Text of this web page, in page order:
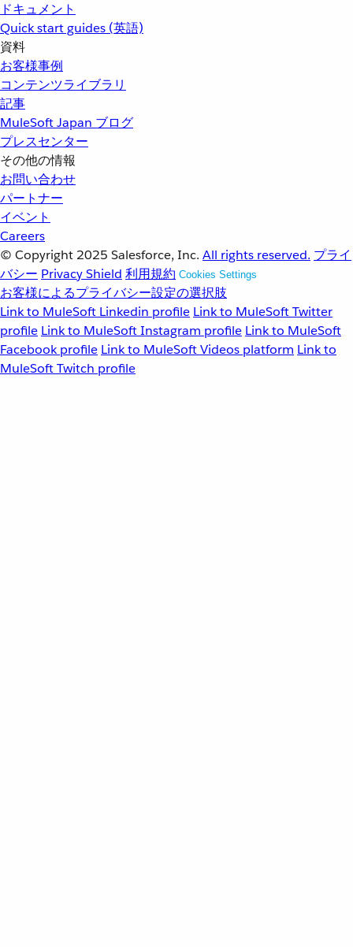
ドキュメント
Quick start guides (英語)
資料
お客様事例
コンテンツライブラリ
記事
MuleSoft Japan ブログ
プレスセンター
その他の情報
お問い合わせ
パートナー
イベント
Careers
© Copyright 2025 Salesforce, Inc. All rights reserved. プライ
バシー Privacy Shield 利用規約 Cookies Settings
お客様によるプライバシー設定の選択肢
Link to MuleSoft Linkedin profile Link to MuleSoft Twitter
profile Link to MuleSoft Instagram profile Link to MuleSoft
Facebook profile Link to MuleSoft Videos platform Link to
MuleSoft Twitch profile